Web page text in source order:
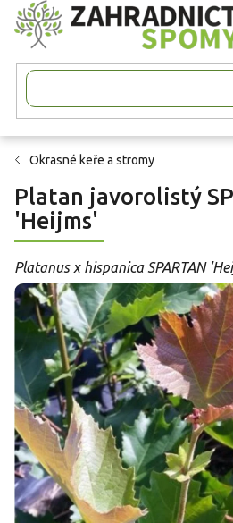
Přejít
na
obsah
Okrasné keře a stromy
Platan javorolistý
'Heijms'
Platanus x hispanica SPARTAN